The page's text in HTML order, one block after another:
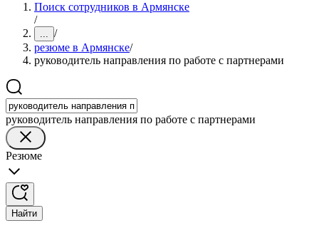
Поиск сотрудников в Армянске
/
... /
резюме в Армянске/
руководитель направления по работе с партнерами
руководитель направления по работе с партнерами
Резюме
Найти